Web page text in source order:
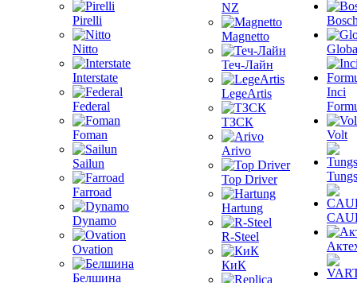
Pirelli
Nitto
Interstate
Federal
Foman
Sailun
Farroad
Dynamo
Ovation
Белшина
NZ
Magnetto
Теч-Лайн
LegeArtis
ТЗСК
Arivo
Top Driver
Hartung
R-Steel
КиК
Inci
Volt